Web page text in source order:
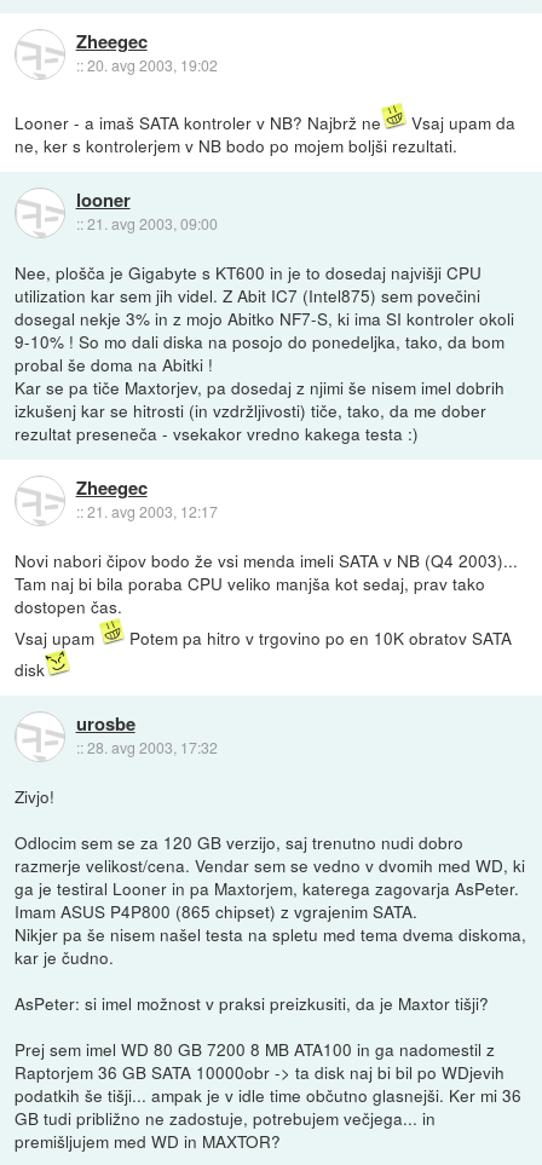
Zheegec
::20. avg 2003, 19:02
Looner - a imaš SATA kontroler v NB? Najbrž ne
Vsaj upam da
ne, ker s kontrolerjem v NB bodo po mojem boljši rezultati.
looner
::21. avg 2003, 09:00
Nee, plošča je Gigabyte s KT600 in je to dosedaj najvišji CPU
utilization kar sem jih videl. Z Abit IC7 (Intel875) sem povečini
dosegal nekje 3% in z mojo Abitko NF7-S, ki ima SI kontroler okoli
9-10% ! So mo dali diska na posojo do ponedeljka, tako, da bom
probal še doma na Abitki !
Kar se pa tiče Maxtorjev, pa dosedaj z njimi še nisem imel dobrih
izkušenj kar se hitrosti (in vzdržljivosti) tiče, tako, da me dober
rezultat preseneča - vsekakor vredno kakega testa :)
Zheegec
::21. avg 2003, 12:17
Novi nabori čipov bodo že vsi menda imeli SATA v NB (Q4 2003)...
Tam naj bi bila poraba CPU veliko manjša kot sedaj, prav tako
dostopen čas.
Vsaj upam
Potem pa hitro v trgovino po en 10K obratov SATA
disk
urosbe
::28. avg 2003, 17:32
Zivjo!
Odlocim sem se za 120 GB verzijo, saj trenutno nudi dobro
razmerje velikost/cena. Vendar sem se vedno v dvomih med WD, ki
ga je testiral Looner in pa Maxtorjem, katerega zagovarja AsPeter.
Imam ASUS P4P800 (865 chipset) z vgrajenim SATA.
Nikjer pa še nisem našel testa na spletu med tema dvema diskoma,
kar je čudno.
AsPeter: si imel možnost v praksi preizkusiti, da je Maxtor tišji?
Prej sem imel WD 80 GB 7200 8 MB ATA100 in ga nadomestil z
Raptorjem 36 GB SATA 10000obr -> ta disk naj bi bil po WDjevih
podatkih še tišji... ampak je v idle time občutno glasnejši. Ker mi 36
GB tudi približno ne zadostuje, potrebujem večjega... in
premišljujem med WD in MAXTOR?